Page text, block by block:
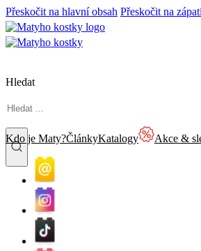
Přeskočit na hlavní obsah Přeskočit na
Hledat
Kdo je Maty?ČlánkyKatalogy Akce &